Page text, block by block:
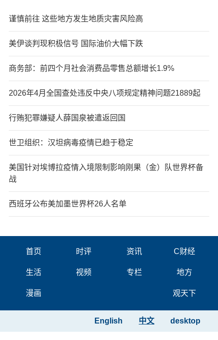
谨慎前往 这些地方发生地质灾害风险高
美伊谈判现积极信号 国际油价大幅下跌
商务部：前四个月社会消费品零售总额增长1.9%
2026年4月全国查处违反中央八项规定精神问题21889起
行贿犯罪嫌疑人薛国泉被遣返回国
世卫组织：汉坦病毒疫情已趋于稳定
美国针对埃博拉疫情入境限制影响刚果（金）队世界杯备
战
西班牙公布美加墨世界杯26人名单
首页 时评 资讯 C财经
生活 视频 专栏 地方
漫画 观天下
desktop
中文
English